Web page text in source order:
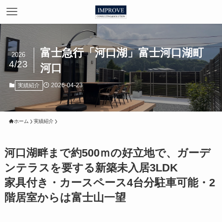
富士急行「河口湖」富士河口湖町
河口
2026
4/23
実績紹介 2026-04-23
ホーム 実績紹介
河口湖畔まで約500ｍの好立地で、ガーデ
ンテラスを要する新築未入居3LDK
家具付き・カースペース4台分駐車可能・2
階居室からは富士山一望